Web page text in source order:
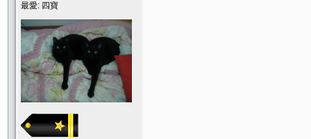
最愛: 四寶